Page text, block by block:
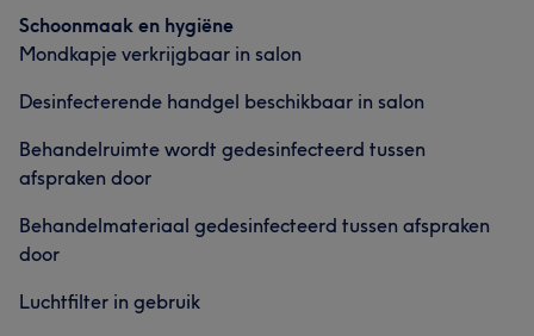
Schoonmaak en hygiëne
Mondkapje verkrijgbaar in salon
Desinfecterende handgel beschikbaar in salon
Behandelruimte wordt gedesinfecteerd tussen
afspraken door
Behandelmateriaal gedesinfecteerd tussen afspraken
door
Luchtfilter in gebruik